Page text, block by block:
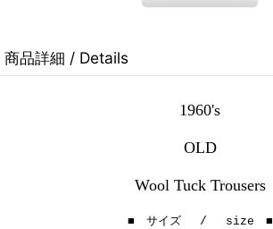
商品詳細 / Details
1960's
OLD
Wool Tuck Trousers
■ サイズ / size ■